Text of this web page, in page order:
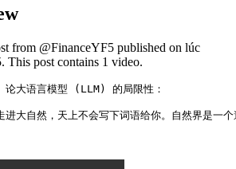
from @FinanceYF5 published on lúc
This post contains 1 video.
语言模型 (LLM) 的局限性：
进大自然，天上不会写下词语给你。自然界是一